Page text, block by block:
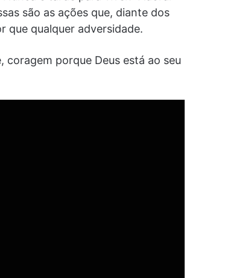
são as ações que, diante dos
que qualquer adversidade.
coragem porque Deus está ao seu